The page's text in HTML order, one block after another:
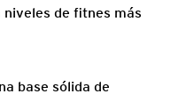
de fitnes más
base sólida de